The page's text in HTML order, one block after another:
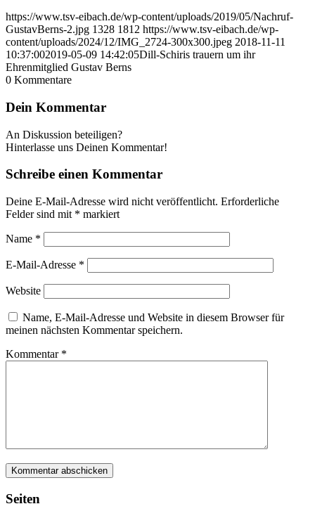
https://www.tsv-eibach.de/wp-content/uploads/2019/05/Nachruf-
GustavBerns-2.jpg 1328 1812 https://www.tsv-eibach.de/wp-
content/uploads/2024/12/IMG_2724-300x300.jpeg 2018-11-11
10:37:002019-05-09 14:42:05Dill-Schiris trauern um ihr
Ehrenmitglied Gustav Berns
0 Kommentare
Dein Kommentar
An Diskussion beteiligen?
Hinterlasse uns Deinen Kommentar!
Schreibe einen Kommentar
Deine E-Mail-Adresse wird nicht veröffentlicht. Erforderliche
Felder sind mit * markiert
Name *
E-Mail-Adresse *
Website
Name, E-Mail-Adresse und Website in diesem Browser für
meinen nächsten Kommentar speichern.
Kommentar *
Seiten